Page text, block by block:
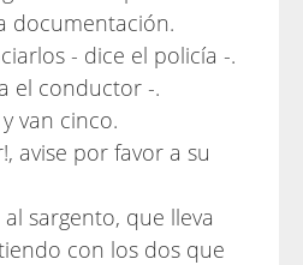
documentación.
- dice el policía -.
el conductor -.
van cinco.
avise por favor a su
sargento, que lleva
con los dos que